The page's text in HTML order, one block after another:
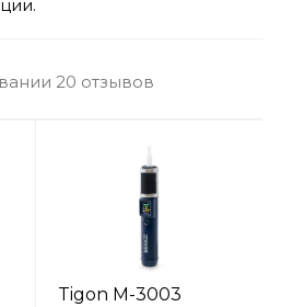
20 отзывов
Tigon M-3003